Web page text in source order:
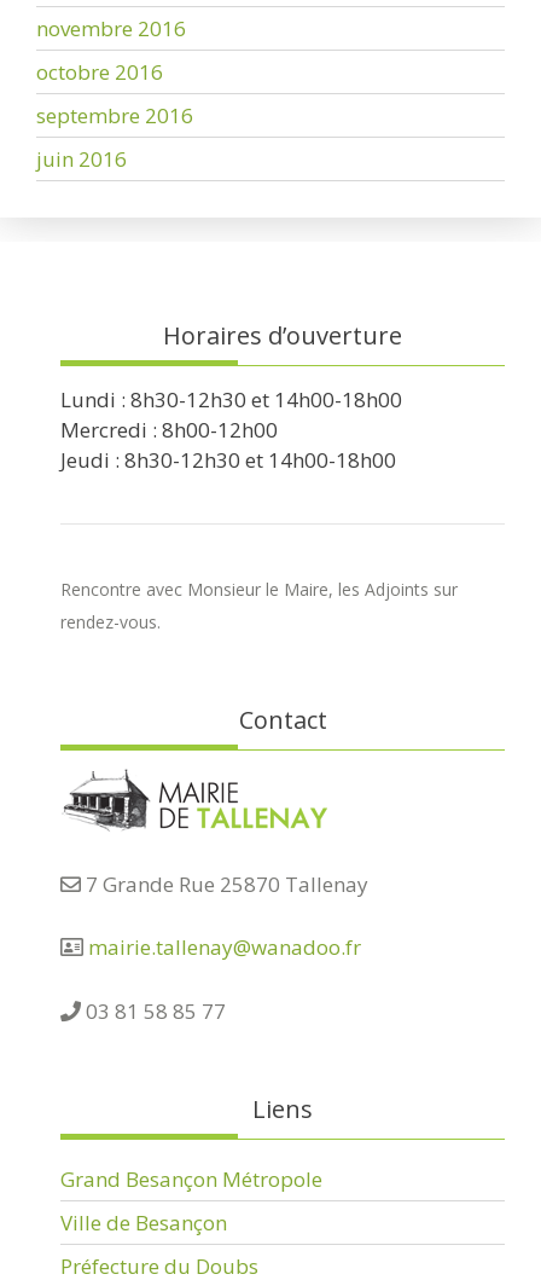
novembre 2016
octobre 2016
septembre 2016
juin 2016
Horaires d’ouverture
Lundi : 8h30-12h30 et 14h00-18h00
Mercredi : 8h00-12h00
Jeudi : 8h30-12h30 et 14h00-18h00
Rencontre avec Monsieur le Maire, les Adjoints sur
rendez-vous.
Contact
7 Grande Rue 25870 Tallenay
mairie.tallenay@wanadoo.fr
03 81 58 85 77
Liens
Grand Besançon Métropole
Ville de Besançon
Préfecture du Doubs